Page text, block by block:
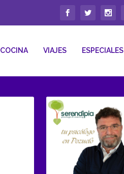
COCINA VIAJES ESPECIALES